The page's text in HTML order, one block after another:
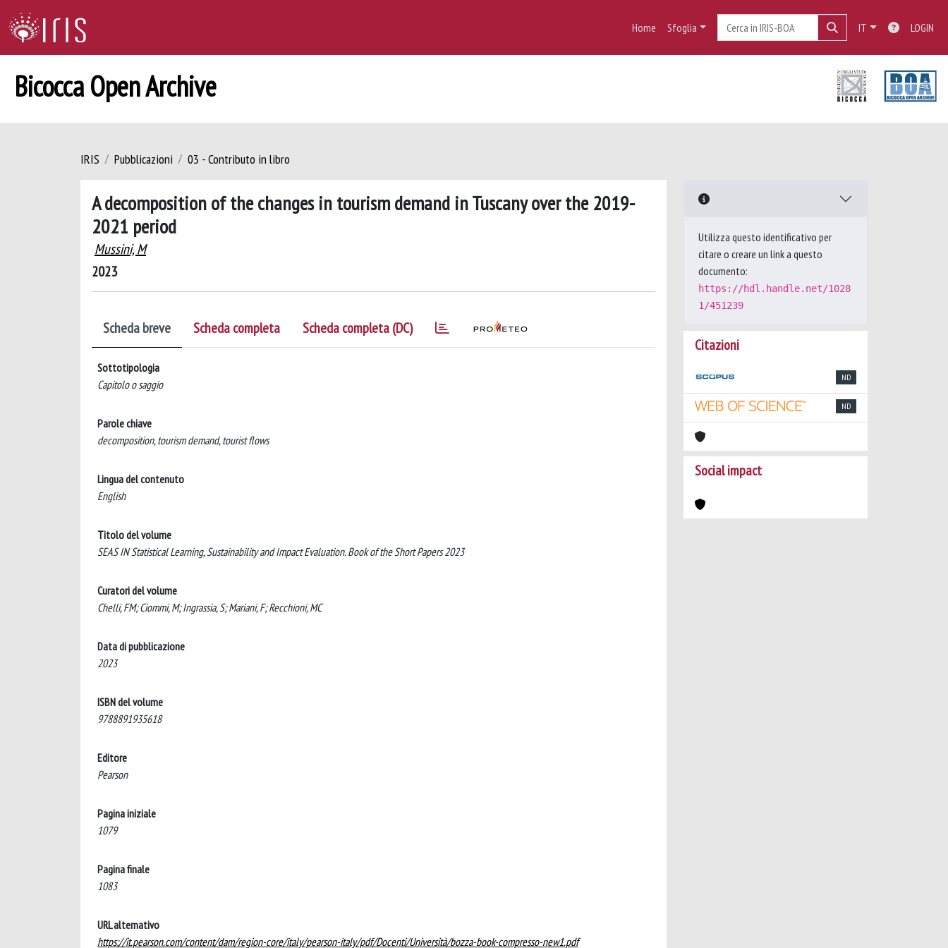
Home Sfoglia IT LOGIN
Bicocca Open Archive
IRIS Pubblicazioni 03 - Contributo in libro
A decomposition of the changes in tourism demand in Tuscany over the 2019-
2021 period
Mussini, M
2023
Scheda breve Scheda completa Scheda completa (DC)
Sottotipologia
Capitolo o saggio
Parole chiave
decomposition, tourism demand, tourist flows
Lingua del contenuto
English
Titolo del volume
SEAS IN Statistical Learning, Sustainability and Impact Evaluation. Book of the Short Papers 2023
Curatori del volume
Chelli, FM; Ciommi, M; Ingrassia, S; Mariani, F; Recchioni, MC
Data di pubblicazione
2023
ISBN del volume
9788891935618
Editore
Pearson
Pagina iniziale
1079
Pagina finale
1083
URL alternativo
https://it.pearson.com/content/dam/region-core/italy/pearson-italy/pdf/Docenti/Università/bozza-book-compresso-new1.pdf
Utilizza questo identificativo per
citare o creare un link a questo
documento:
https://hdl.handle.net/1028
1/451239
Citazioni
ND
ND
Social impact